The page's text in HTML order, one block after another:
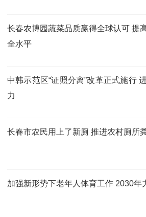
长春农博园蔬菜品质赢得全球认可 提
全水平
中韩示范区“证照分离”改革正式施行
力
长春市农民用上了新厕 推进农村厕所
加强新形势下老年人体育工作 2030年